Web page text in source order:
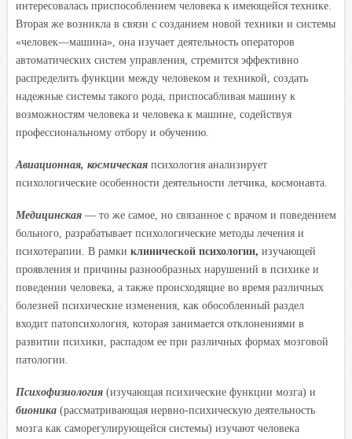
интересовалась приспособлением человека к имеющейся технике.
Вторая же возникла в связи с созданием новой техники и системы
«человек—машина», она изучает деятельность операторов
автоматических систем управления, стремится эффективно
распределить функции между человеком и техникой, создать
надежные системы такого рода, приспосабливая машину к
возможностям человека и человека к машине, содействуя
профессиональному отбору и обучению.
Авиационная, космическая психология анализирует
психологические особенности деятельности летчика, космонавта.
Медицинская — то же самое, но связанное с врачом и поведением
больного, разрабатывает психологические методы лечения и
психотерапии. В рамки клинической психологии, изучающей
проявления и причины разнообразных нарушений в психике и
поведении человека, а также происходящие во время различных
болезней психические изменения, как обособленный раздел
входит патопсихология, которая занимается отклонениями в
развитии психики, распадом ее при различных формах мозговой
патологии.
Психофизиология (изучающая психические функции мозга) и
бионика (рассматривающая нервно-психическую деятельность
мозга как саморегулирующейся системы) изучают человека